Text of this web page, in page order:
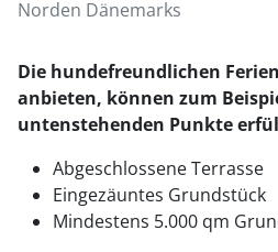
Norden Dänemarks
Die hundefreundlichen
anbieten, können zum
untenstehenden Punkte
Abgeschlossene Terrasse
Eingezäuntes Grundstück
Mindestens 5.000 qm